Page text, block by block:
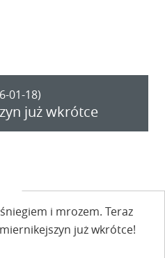
01-18)
już wkrótce
i mrozem. Teraz
już wkrótce!